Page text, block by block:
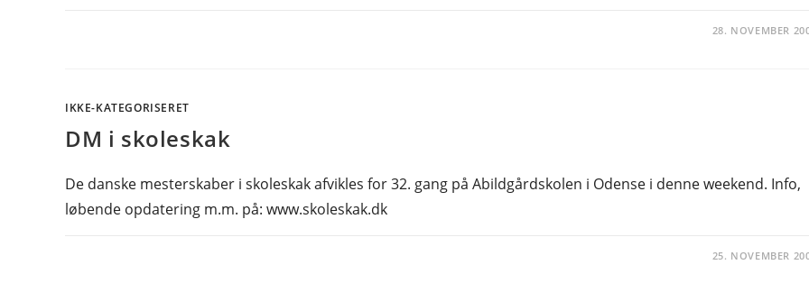
28. NOVEMBER
IKKE-KATEGORISERET
DM i skoleskak
De danske mesterskaber i skoleskak afvikles for 32. gang på Abildgårdskolen i Odense i denne weekend. Info,
løbende opdatering m.m. på: www.skoleskak.dk
25. NOVEMBER